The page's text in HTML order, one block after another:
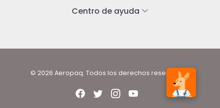
Centro de ayuda
© 2026 Aeropaq. Todos los derechos reservados.